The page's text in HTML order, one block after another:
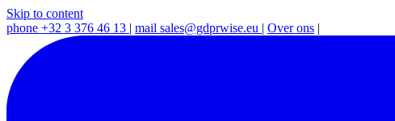
Skip to content
phone +32 3 376 46 13 | mail sales@gdprwise.eu | Over ons |